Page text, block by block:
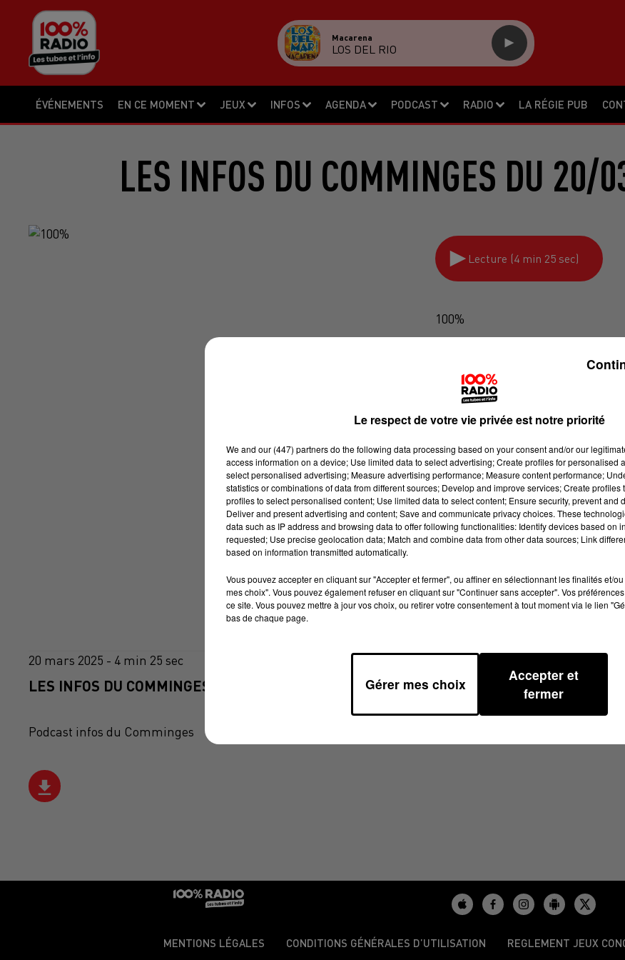
ÉVÉNEMENTS EN CE MOMENT JEUX INFOS AGENDA PODCAST RADIO LA RÉGIE PUB
Macarena
LOS DEL RIO
LES INFOS DU COMMINGES DU
Lecture (4 min 25 sec)
100%
20 mars 2025 - 4 min 25 sec
LES INFOS DU COMMINGES DU 20/03/2025 À 07H30
Podcast infos du Comminges
MENTIONS LÉGALES CONDITIONS GÉNÉRALES D’UTILISATION REGLEMENT JEUX
Le respect de votre vie privée est notre priorité
We and our (447) partnersdo the following data processing based on your consent and/or our
access information on a device; Use limited data to select advertising; Create profiles for personalised
select personalised advertising; Measure advertising performance; Measure content performance;
statistics or combinations of data from different sources; Develop and improve services; Create
profiles to select personalised content; Use limited data to select content; Ensure security, prevent and
Deliver and present advertising and content; Save and communicate privacy choices. These
data such as IP address and browsing data to offer following functionalities: Identify devices based on
requested; Use precise geolocation data; Match and combine data from other data sources; Link
based on information transmitted automatically.
Vous pouvez accepter en cliquant sur "Accepter et fermer", ou affiner en sélectionnant les finalités et/
mes choix". Vous pouvez également refuser en cliquant sur "Continuer sans accepter". Vos
ce site. Vous pouvez mettre à jour vos choix, ou retirer votre consentement à tout moment via le lien
bas de chaque page.
Gérer mes choix
Accepter et
fermer